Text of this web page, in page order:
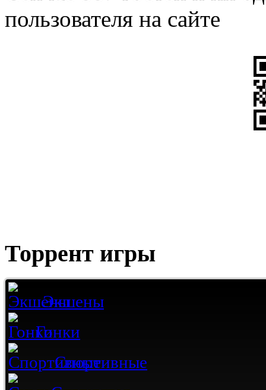
пользователя на сайте
Торрент игры
Экшены
Гонки
Спортивные